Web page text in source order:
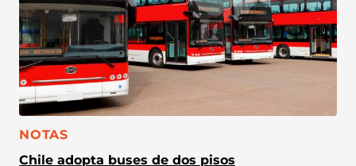
CATEGORÍA:
NOTAS
Chile adopta buses de dos pisos